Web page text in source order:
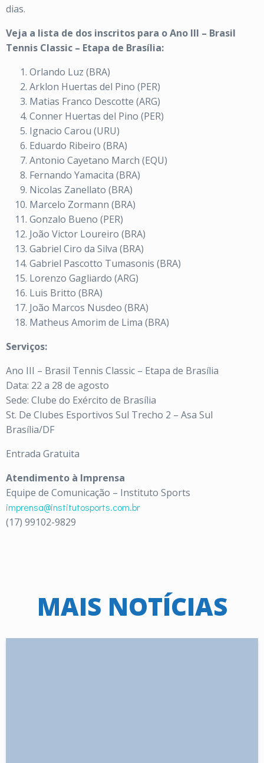
dias.
Veja a lista de dos inscritos para o Ano III – Brasil
Tennis Classic – Etapa de Brasília:
Orlando Luz (BRA)
Arklon Huertas del Pino (PER)
Matias Franco Descotte (ARG)
Conner Huertas del Pino (PER)
Ignacio Carou (URU)
Eduardo Ribeiro (BRA)
Antonio Cayetano March (EQU)
Fernando Yamacita (BRA)
Nicolas Zanellato (BRA)
Marcelo Zormann (BRA)
Gonzalo Bueno (PER)
João Victor Loureiro (BRA)
Gabriel Ciro da Silva (BRA)
Gabriel Pascotto Tumasonis (BRA)
Lorenzo Gagliardo (ARG)
Luis Britto (BRA)
João Marcos Nusdeo (BRA)
Matheus Amorim de Lima (BRA)
Serviços:
Ano III – Brasil Tennis Classic – Etapa de Brasília
Data: 22 a 28 de agosto
Sede: Clube do Exército de Brasília
St. De Clubes Esportivos Sul Trecho 2 – Asa Sul
Brasília/DF
Entrada Gratuita
Atendimento à Imprensa
Equipe de Comunicação – Instituto Sports
imprensa@institutosports.com.br
(17) 99102-9829
MAIS NOTÍCIAS